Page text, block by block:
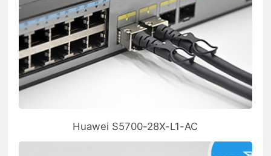
Huawei S5700-28X-L1-AC